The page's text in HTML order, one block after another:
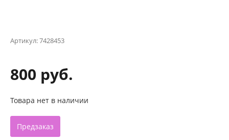
Артикул:7428453
800 руб.
Товара нет в наличии
Предзаказ